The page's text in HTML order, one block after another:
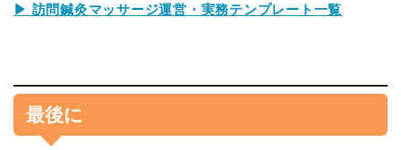
▶ 訪問鍼灸マッサージ運営・実務テンプレート一覧
最後に